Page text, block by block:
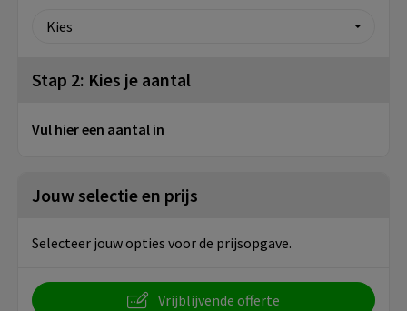
Stap 2: Kies je aantal
Vul hier een aantal in
Jouw selectie en prijs
Selecteer jouw opties voor de prijsopgave.
Vrijblijvende offerte